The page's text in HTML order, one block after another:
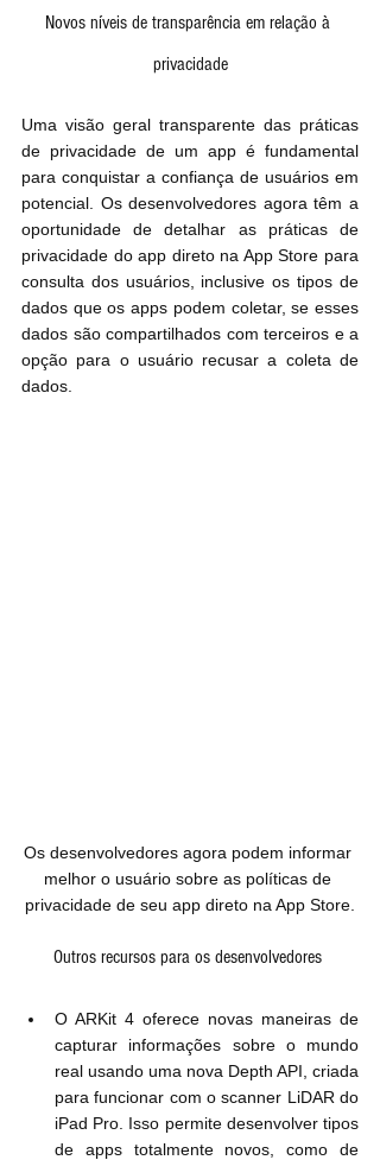
Novos níveis de transparência em relação à
privacidade
Uma visão geral transparente das práticas
de privacidade de um app é fundamental
para conquistar a confiança de usuários em
potencial. Os desenvolvedores agora têm a
oportunidade de detalhar as práticas de
privacidade do app direto na App Store para
consulta dos usuários, inclusive os tipos de
dados que os apps podem coletar, se esses
dados são compartilhados com terceiros e a
opção para o usuário recusar a coleta de
dados.
Os desenvolvedores agora podem informar
melhor o usuário sobre as políticas de
privacidade de seu app direto na App Store.
Outros recursos para os desenvolvedores
O ARKit 4 oferece novas maneiras de
capturar informações sobre o mundo
real usando uma nova Depth API, criada
para funcionar com o scanner LiDAR do
iPad Pro. Isso permite desenvolver tipos
de apps totalmente novos, como de